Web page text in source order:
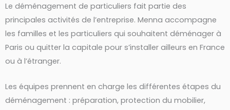
Le déménagement de particuliers fait partie des
principales activités de l’entreprise. Menna accompagne
les familles et les particuliers qui souhaitent déménager à
Paris ou quitter la capitale pour s’installer ailleurs en France
ou à l’étranger.
Les équipes prennent en charge les différentes étapes du
déménagement : préparation, protection du mobilier,